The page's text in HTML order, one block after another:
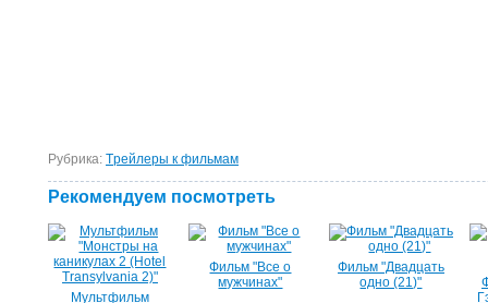
Рубрика: Tрейлеры к фильмам
Рекомендуем посмотреть
Мультфильм
Фильм "Все о
мужчинах"
Фильм "Двадцать
одно (21)"